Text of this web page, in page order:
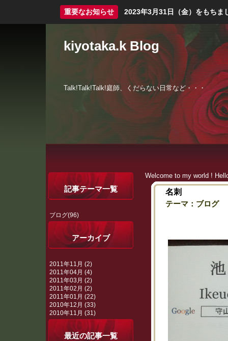
重要なお知らせ 2023年3月31日（金）をもちま
kiyotaka.k Blog
Talk!Talk!Talk!庭師、くだらない日常など・・・
Welcome to my world !
名刺
テーマ： ブログ
記事テーマ一覧
ブログ(96)
アーカイブ
2011年11月 (2)
2011年04月 (4)
2011年03月 (2)
2011年02月 (2)
2011年01月 (22)
2010年12月 (33)
2010年11月 (31)
最近の記事一覧